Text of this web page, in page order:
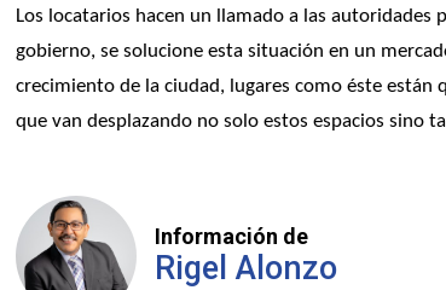
Los locatarios hacen un llamado a las autoridades
gobierno, se solucione esta situación en un
crecimiento de la ciudad, lugares como éste están
que van desplazando no solo estos espacios sino
Información de
Rigel Alonzo